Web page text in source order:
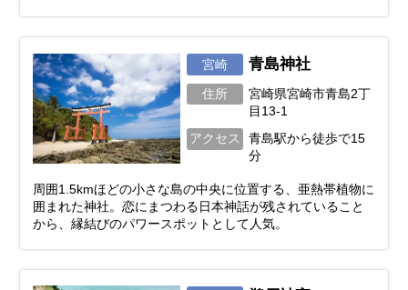
宮崎 青島神社
住所
宮崎県宮崎市青島2丁
目13-1
アクセス
青島駅から徒歩で15
分
周囲1.5kmほどの小さな島の中央に位置する、亜熱帯植物に
囲まれた神社。恋にまつわる日本神話が残されていること
から、縁結びのパワースポットとして人気。